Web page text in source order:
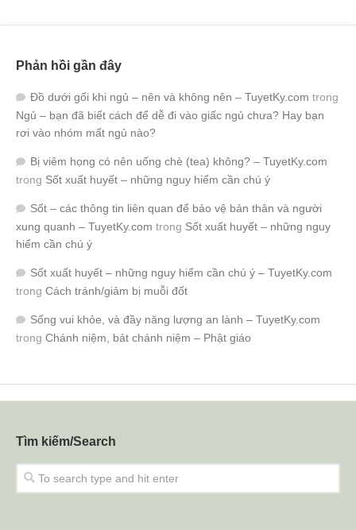
Phản hồi gần đây
Đồ dưới gối khi ngủ – nên và không nên – TuyetKy.com trong
Ngủ – bạn đã biết cách để dễ đi vào giấc ngủ chưa? Hay bạn
rơi vào nhóm mất ngủ nào?
Bị viêm họng có nên uống chè (tea) không? – TuyetKy.com
trong Sốt xuất huyết – những nguy hiểm cần chú ý
Sốt – các thông tin liên quan để bảo vệ bản thân và người
xung quanh – TuyetKy.com trong Sốt xuất huyết – những nguy
hiểm cần chú ý
Sốt xuất huyết – những nguy hiểm cần chú ý – TuyetKy.com
trong Cách tránh/giảm bị muỗi đốt
Sống vui khỏe, và đầy năng lượng an lành – TuyetKy.com
trong Chánh niệm, bát chánh niệm – Phật giáo
Tìm kiếm/Search